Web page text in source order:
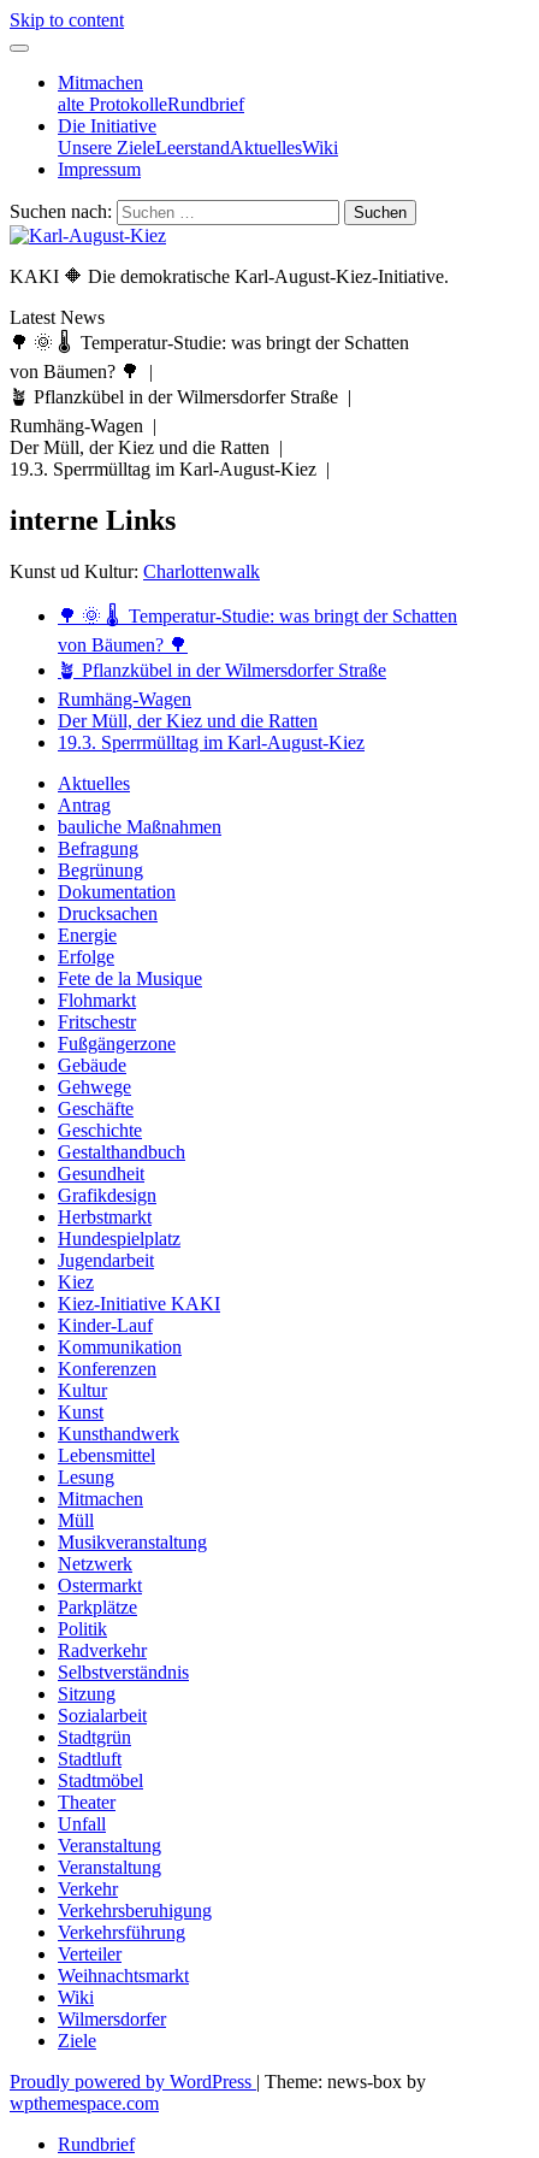
Skip to content
Mitmachen
alte ProtokolleRundbrief
Die Initiative
Unsere ZieleLeerstandAktuellesWiki
Impressum
Suchen nach:
KAKI 🔶 Die demokratische Karl-August-Kiez-Initiative.
Latest News
🌳 🌞 🌡️ Temperatur-Studie: was bringt der Schatten
von Bäumen? 🌳 |
🪴 Pflanzkübel in der Wilmersdorfer Straße |
Rumhäng-Wagen |
Der Müll, der Kiez und die Ratten |
19.3. Sperrmülltag im Karl-August-Kiez |
interne Links
Kunst ud Kultur: Charlottenwalk
🌳 🌞 🌡️ Temperatur-Studie: was bringt der Schatten
von Bäumen? 🌳
🪴 Pflanzkübel in der Wilmersdorfer Straße
Rumhäng-Wagen
Der Müll, der Kiez und die Ratten
19.3. Sperrmülltag im Karl-August-Kiez
Aktuelles
Antrag
bauliche Maßnahmen
Befragung
Begrünung
Dokumentation
Drucksachen
Energie
Erfolge
Fete de la Musique
Flohmarkt
Fritschestr
Fußgängerzone
Gebäude
Gehwege
Geschäfte
Geschichte
Gestalthandbuch
Gesundheit
Grafikdesign
Herbstmarkt
Hundespielplatz
Jugendarbeit
Kiez
Kiez-Initiative KAKI
Kinder-Lauf
Kommunikation
Konferenzen
Kultur
Kunst
Kunsthandwerk
Lebensmittel
Lesung
Mitmachen
Müll
Musikveranstaltung
Netzwerk
Ostermarkt
Parkplätze
Politik
Radverkehr
Selbstverständnis
Sitzung
Sozialarbeit
Stadtgrün
Stadtluft
Stadtmöbel
Theater
Unfall
Veranstaltung
Veranstaltung
Verkehr
Verkehrsberuhigung
Verkehrsführung
Verteiler
Weihnachtsmarkt
Wiki
Wilmersdorfer
Ziele
Proudly powered by WordPress | Theme: news-box by
wpthemespace.com
Rundbrief